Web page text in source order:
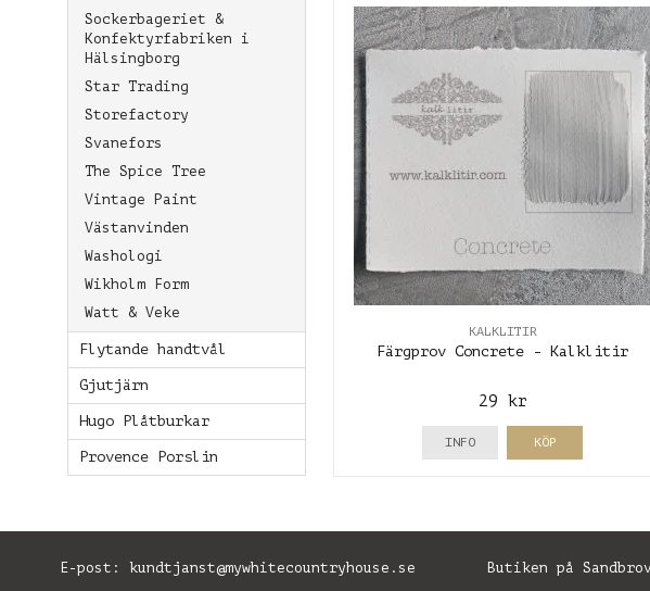
Sockerbageriet &
Konfektyrfabriken i
Hälsingborg
Star Trading
Storefactory
Svanefors
The Spice Tree
Vintage Paint
Västanvinden
Washologi
Wikholm Form
Watt & Veke
Flytande handtvål
Gjutjärn
Hugo Plåtburkar
Provence Porslin
KALKLITIR
Färgprov Concrete - Kalklitir
29 kr
INFO KÖP
E-post: kundtjanst@mywhitecountryhouse.se Butiken på